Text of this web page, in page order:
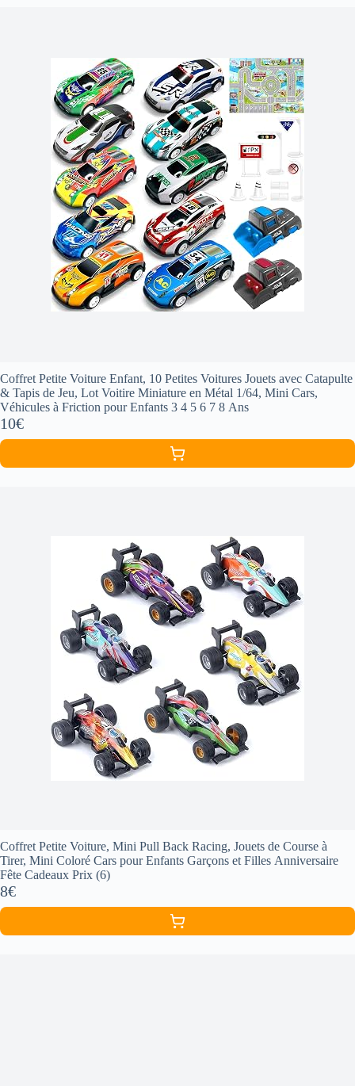
Coffret Petite Voiture Enfant, 10 Petites Voitures Jouets avec Catapulte
& Tapis de Jeu, Lot Voitire Miniature en Métal 1/64, Mini Cars,
Véhicules à Friction pour Enfants 3 4 5 6 7 8 Ans
10€
Coffret Petite Voiture, Mini Pull Back Racing, Jouets de Course à
Tirer, Mini Coloré Cars pour Enfants Garçons et Filles Anniversaire
Fête Cadeaux Prix (6)
8€